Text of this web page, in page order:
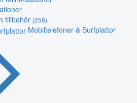
tillbehör (258)
Mobiltelefoner & Surfplattor